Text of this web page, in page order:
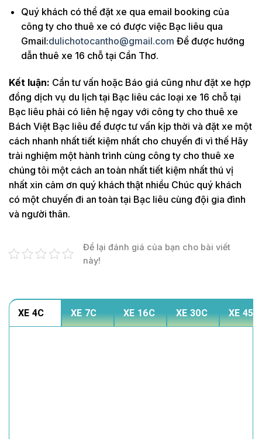
Quý khách có thể đặt xe qua email booking của
công ty cho thuê xe có được việc Bạc liêu qua
Gmail:dulichotocantho@gmail.com Để được hướng
dẫn thuê xe 16 chỗ tại Cần Thơ.
Kết luận: Cần tư vấn hoặc Báo giá cũng như đặt xe hợp
đồng dịch vụ du lịch tại Bạc liêu các loại xe 16 chỗ tại
Bạc liêu phải có liên hệ ngay với công ty cho thuê xe
Bách Việt Bạc liêu để được tư vấn kịp thời và đặt xe một
cách nhanh nhất tiết kiệm nhất cho chuyến đi vì thế Hãy
trải nghiệm một hành trình cùng công ty cho thuê xe
chúng tôi một cách an toàn nhất tiết kiệm nhất thú vị
nhất xin cảm ơn quý khách thật nhiều Chúc quý khách
có một chuyến đi an toàn tại Bạc liêu cùng đội gia đình
và người thân.
Để lại đánh giá của bạn cho bài viết
này!
XE 4C XE 7C XE 16C XE 30C XE 45C